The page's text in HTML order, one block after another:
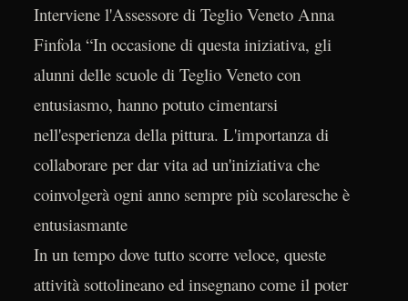
Interviene l'Assessore di Teglio Veneto Anna
Finfola “In occasione di questa iniziativa, gli
alunni delle scuole di Teglio Veneto con
entusiasmo, hanno potuto cimentarsi
nell'esperienza della pittura. L'importanza di
collaborare per dar vita ad un'iniziativa che
coinvolgerà ogni anno sempre più scolaresche è
entusiasmante
In un tempo dove tutto scorre veloce, queste
attività sottolineano ed insegnano come il poter